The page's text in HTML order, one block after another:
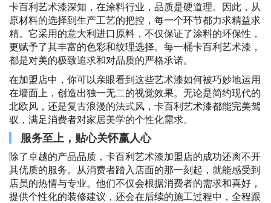
卡百利艺术漆深知，在涂料行业，品质是硬道理。因此，从
原材料的选择到生产工艺的把控，每一个环节都力求精益求
精。它采用的意大利进口原料，不仅保证了涂料的环保性，
更赋予了其丰富的色彩和纹理选择。每一桶卡百利艺术漆，
都是对美的极致追求和对品质的严格承诺。
在加盟店中，你可以亲眼看到这些艺术漆如何被巧妙地运用
在墙面上，创造出独一无二的视觉效果。无论是简约现代的
北欧风，还是复古浪漫的法式风，卡百利艺术漆都能完美驾
驭，满足消费者对家居美学的个性化需求。
服务至上，贴心关怀赢人心
除了卓越的产品品质，卡百利艺术漆加盟店的成功还离不开
其优质的服务。从消费者踏入店面的那一刻起，就能感受到
店员的热情与专业。他们不仅会根据消费者的需求和喜好，
提供个性化的装修建议，还会在后续的施工过程中，全程跟